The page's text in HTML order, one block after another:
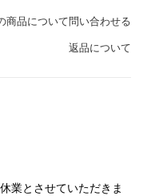
商品について問い合わせる
返品について
業とさせていただきま